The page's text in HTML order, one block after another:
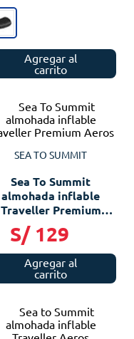
Agregar al
carrito
SEA TO SUMMIT
Sea To Summit
almohada inflable
Traveller Premium
Aeros
S/ 129
Agregar al
carrito